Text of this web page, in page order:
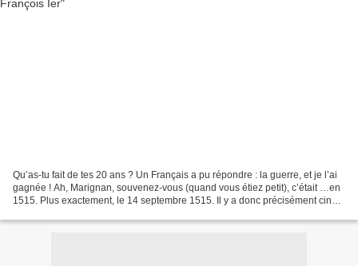
Qu’as-tu fait de tes 20 ans ? Un Français a pu répondre : la guerre, et je l’ai
gagnée ! Ah, Marignan, souvenez-vous (quand vous étiez petit), c’était …en
1515. Plus exactement, le 14 septembre 1515. Il y a donc précisément cinq